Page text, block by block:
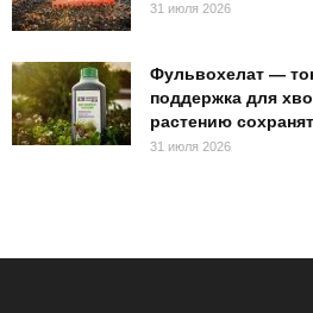
31 июля 2026
Фульвохелат —
поддержка для
растению
31 июля 2026